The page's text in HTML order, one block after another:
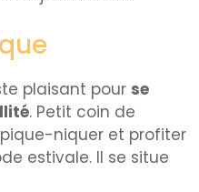
plaisant pour se
. Petit coin de
niquer et profiter
estivale. Il se situe